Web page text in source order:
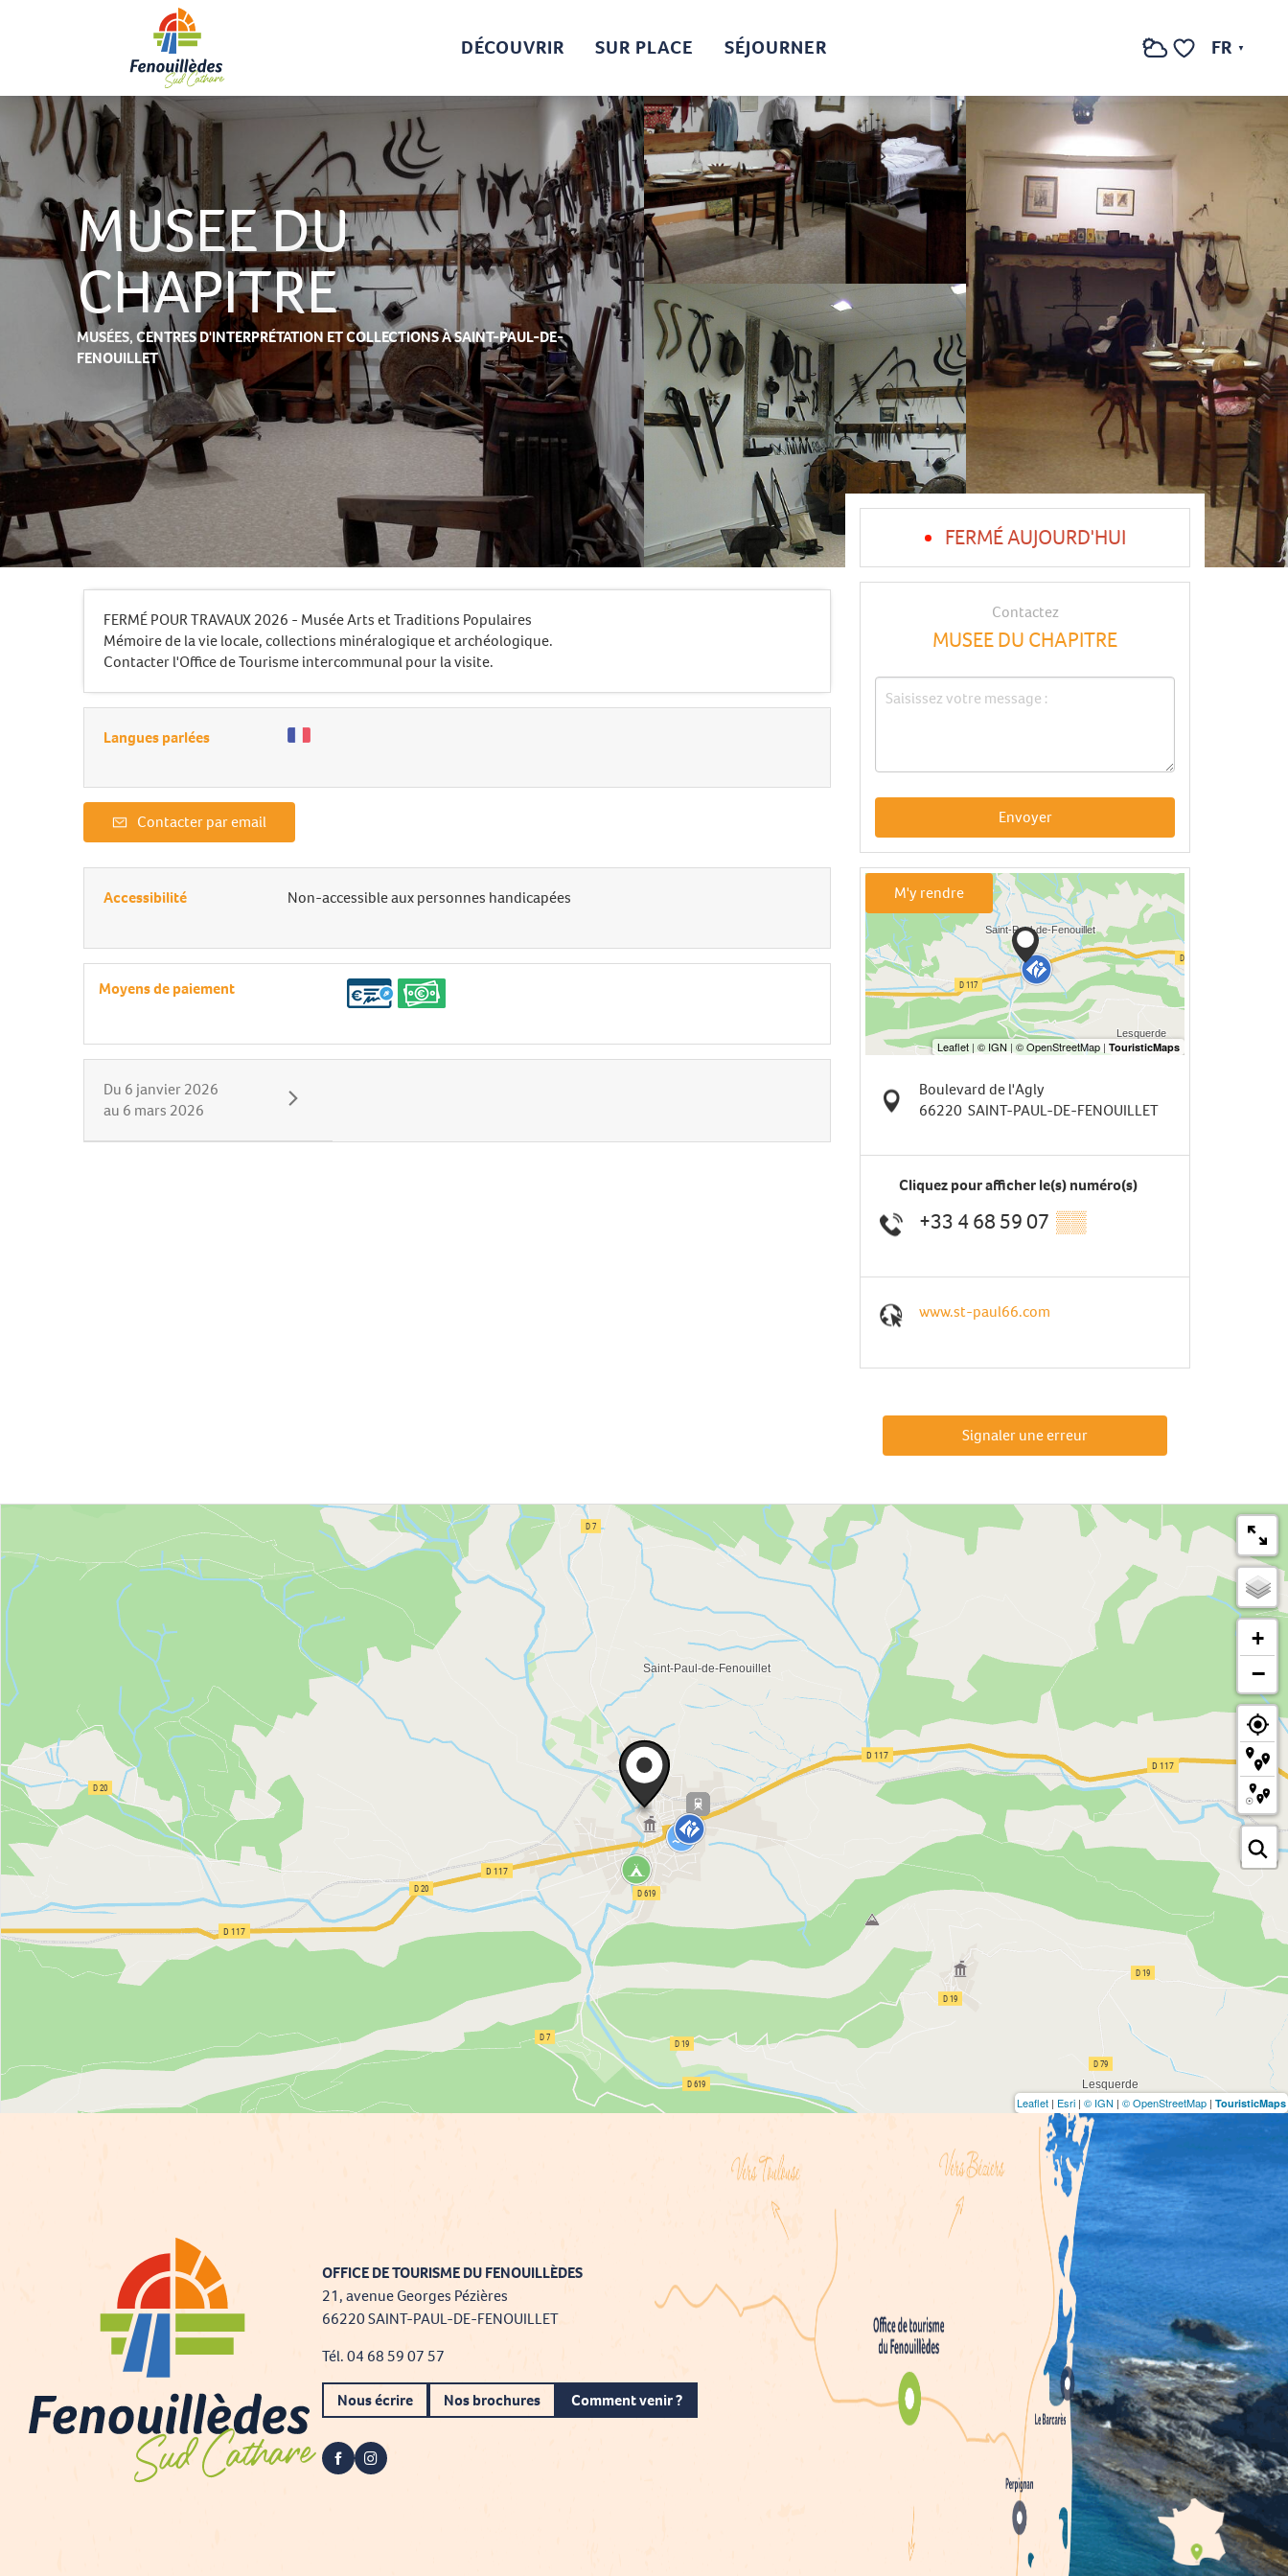
Recherche FR
DÉCOUVRIR SUR PLACE SÉJOURNER
Voir les photos (4)
MUSEE DU
CHAPITRE
MUSÉES, CENTRES D'INTERPRÉTATION ET COLLECTIONSÀ SAINT-PAUL-DE-
FENOUILLET
FERMÉ POUR TRAVAUX 2026 - Musée Arts et Traditions Populaires
Mémoire de la vie locale, collections minéralogique et archéologique.
Contacter l'Office de Tourisme intercommunal pour la visite.
Langues parlées
Contacter par email
Accessibilité Non-accessible aux personnes handicapées
Moyens de paiement
Du 6 janvier 2026
au 6 mars 2026
FERMÉ AUJOURD'HUI
Contactez
MUSEE DU CHAPITRE
Envoyer
M'y rendre
Boulevard de l'Agly
66220 SAINT-PAUL-DE-FENOUILLET
Cliquez pour afficher le(s) numéro(s)
+33 4 68 59 07 ▒▒
www.st-paul66.com
Signaler une erreur
+
−
Leaflet | Esri | © IGN | © OpenStreetMap | TouristicMaps
OFFICE DE TOURISME DU FENOUILLÈDES
21, avenue Georges Pézières
66220 SAINT-PAUL-DE-FENOUILLET
Tél. 04 68 59 07 57
Nous écrire Nos brochures Comment venir ?